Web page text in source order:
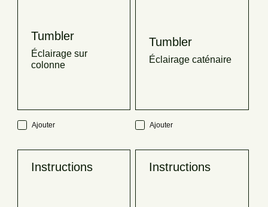
Tumbler
Éclairage sur
colonne
Ajouter
Tumbler
Éclairage caténaire
Ajouter
Instructions Instructions